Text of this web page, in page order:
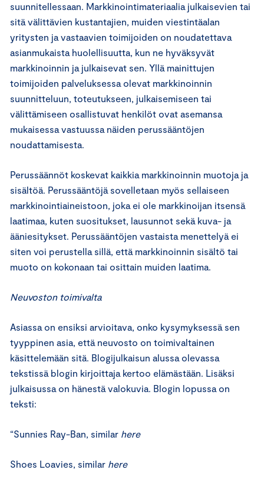
suunnitellessaan. Markkinointimateriaalia julkaisevien tai
sitä välittävien kustantajien, muiden viestintäalan
yritysten ja vastaavien toimijoiden on noudatettava
asianmukaista huolellisuutta, kun ne hyväksyvät
markkinoinnin ja julkaisevat sen. Yllä mainittujen
toimijoiden palveluksessa olevat markkinoinnin
suunnitteluun, toteutukseen, julkaisemiseen tai
välittämiseen osallistuvat henkilöt ovat asemansa
mukaisessa vastuussa näiden perussääntöjen
noudattamisesta.
Perussäännöt koskevat kaikkia markkinoinnin muotoja ja
sisältöä. Perussääntöjä sovelletaan myös sellaiseen
markkinointiaineistoon, joka ei ole markkinoijan itsensä
laatimaa, kuten suositukset, lausunnot sekä kuva- ja
ääniesitykset. Perussääntöjen vastaista menettelyä ei
siten voi perustella sillä, että markkinoinnin sisältö tai
muoto on kokonaan tai osittain muiden laatima.
Neuvoston toimivalta
Asiassa on ensiksi arvioitava, onko kysymyksessä sen
tyyppinen asia, että neuvosto on toimivaltainen
käsittelemään sitä. Blogijulkaisun alussa olevassa
tekstissä blogin kirjoittaja kertoo elämästään. Lisäksi
julkaisussa on hänestä valokuvia. Blogin lopussa on
teksti:
“Sunnies Ray-Ban, similar here
Shoes Loavies, similar here